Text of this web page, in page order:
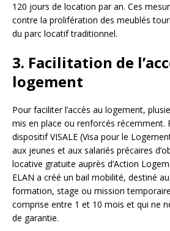
120 jours de location par an. Ces
contre la prolifération des meublés
du parc locatif traditionnel.
3. Facilitation de
logement
Pour faciliter l’accès au logement,
mis en place ou renforcés récemment.
dispositif VISALE (Visa pour le
aux jeunes et aux salariés précaires
locative gratuite auprès d’Action
ELAN a créé un bail mobilité, destiné
formation, stage ou mission
comprise entre 1 et 10 mois et qui ne
de garantie.